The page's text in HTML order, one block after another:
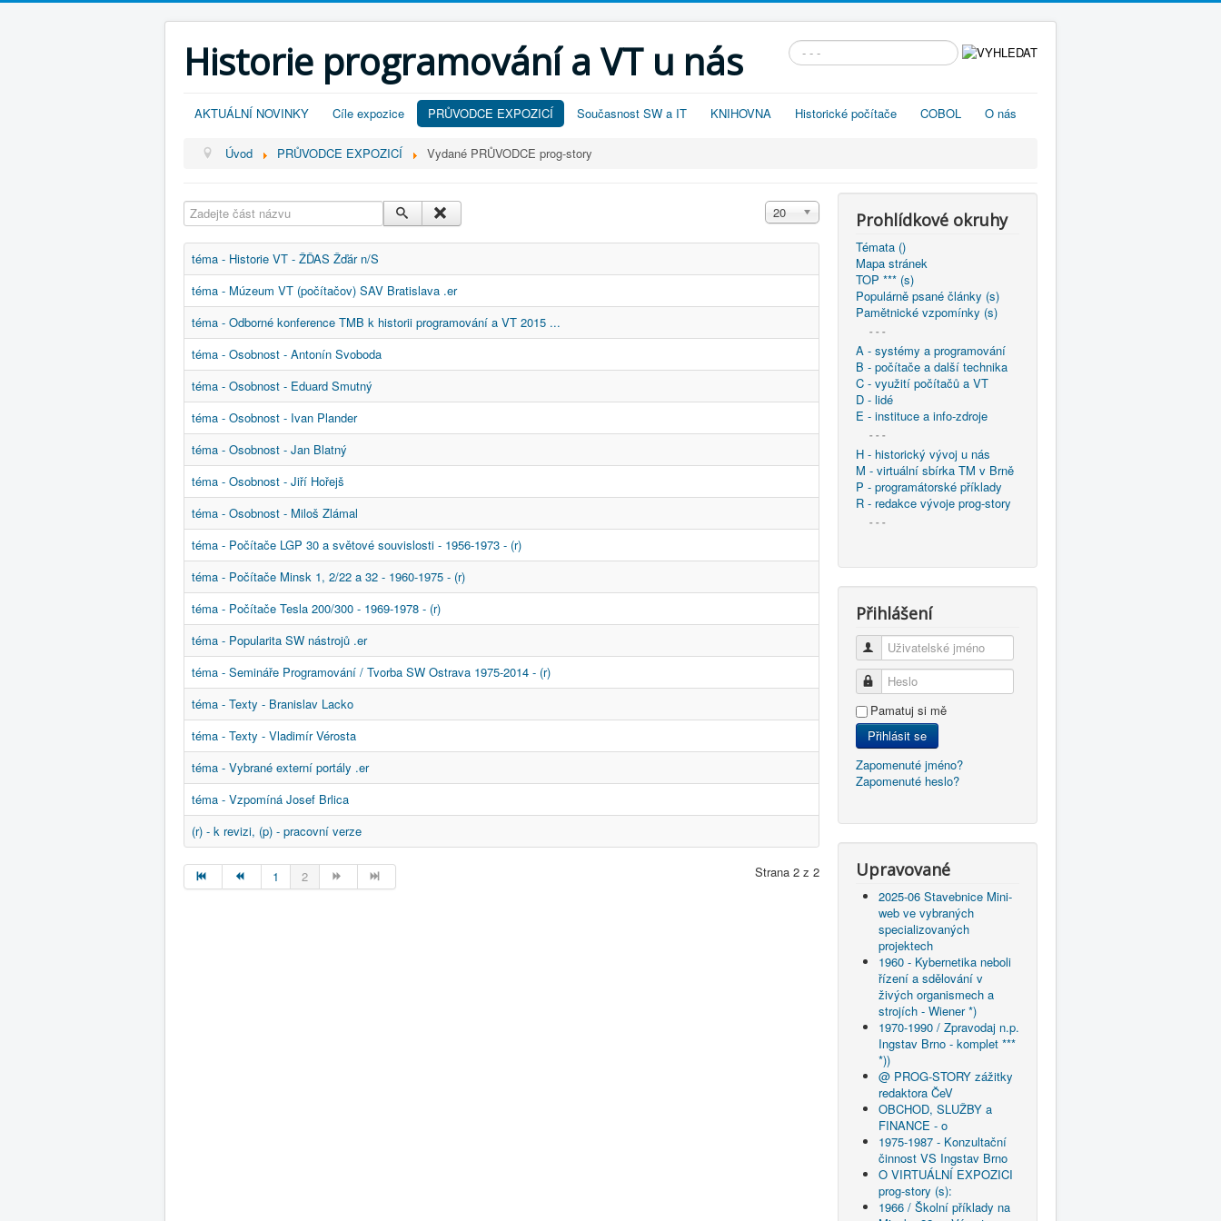
Historie programování a VT u nás Vyhledávání...
AKTUÁLNÍ NOVINKY Cíle expozice PRŮVODCE EXPOZICÍ Současnost SW a IT KNIHOVNA Historické počítače COBOL O nás
Úvod PRŮVODCE EXPOZICÍ Vydané PRŮVODCE prog-story
Zadejte část názvu Zobrazit
20
téma - Historie VT - ŽĎAS Žďár n/S
téma - Múzeum VT (počítačov) SAV Bratislava .er
téma - Odborné konference TMB k historii programování a VT 2015 ...
téma - Osobnost - Antonín Svoboda
téma - Osobnost - Eduard Smutný
téma - Osobnost - Ivan Plander
téma - Osobnost - Jan Blatný
téma - Osobnost - Jiří Hořejš
téma - Osobnost - Miloš Zlámal
téma - Počítače LGP 30 a světové souvislosti - 1956-1973 - (r)
téma - Počítače Minsk 1, 2/22 a 32 - 1960-1975 - (r)
téma - Počítače Tesla 200/300 - 1969-1978 - (r)
téma - Popularita SW nástrojů .er
téma - Semináře Programování / Tvorba SW Ostrava 1975-2014 - (r)
téma - Texty - Branislav Lacko
téma - Texty - Vladimír Vérosta
téma - Vybrané externí portály .er
téma - Vzpomíná Josef Brlica
(r) - k revizi, (p) - pracovní verze
Strana 2 z 2
1 2
Prohlídkové okruhy
Témata ()
Mapa stránek
TOP *** (s)
Populárně psané články (s)
Pamětnické vzpomínky (s)
- - -
A - systémy a programování
B - počítače a další technika
C - využití počítačů a VT
D - lidé
E - instituce a info-zdroje
- - -
H - historický vývoj u nás
M - virtuální sbírka TM v Brně
P - programátorské příklady
R - redakce vývoje prog-story
- - -
Přihlášení
Uživatelské jméno
Heslo
Pamatuj si mě
Přihlásit se
Zapomenuté jméno?
Zapomenuté heslo?
Upravované
2025-06 Stavebnice Mini-
web ve vybraných
specializovaných
projektech
1960 - Kybernetika neboli
řízení a sdělování v
živých organismech a
strojích - Wiener *)
1970-1990 / Zpravodaj n.p.
Ingstav Brno - komplet ***
*))
@ PROG-STORY zážitky
redaktora ČeV
OBCHOD, SLUŽBY a
FINANCE - o
1975-1987 - Konzultační
činnost VS Ingstav Brno
O VIRTUÁLNÍ EXPOZICI
prog-story (s):
1966 / Školní příklady na